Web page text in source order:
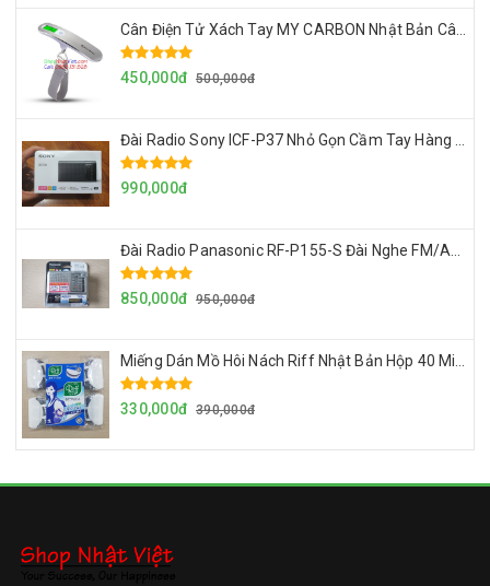
450,000đ 500,000đ
990,000đ
850,000đ 950,000đ
330,000đ 390,000đ